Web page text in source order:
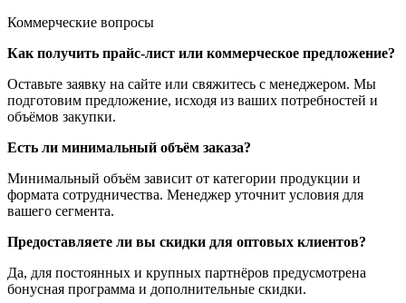
Коммерческие вопросы
Как получить прайс-лист или коммерческое предложение?
Оставьте заявку на сайте или свяжитесь с менеджером. Мы
подготовим предложение, исходя из ваших потребностей и
объёмов закупки.
Есть ли минимальный объём заказа?
Минимальный объём зависит от категории продукции и
формата сотрудничества. Менеджер уточнит условия для
вашего сегмента.
Предоставляете ли вы скидки для оптовых клиентов?
Да, для постоянных и крупных партнёров предусмотрена
бонусная программа и дополнительные скидки.